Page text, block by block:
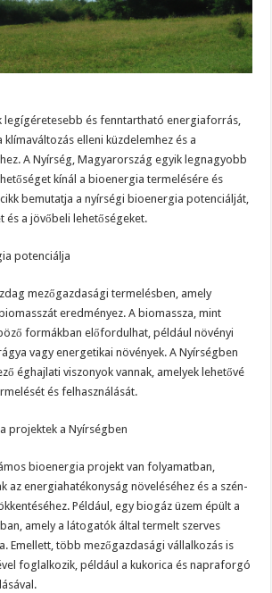
legígéretesebb és fenntartható energiaforrás,
klímaváltozás elleni küzdelemhez és a
A Nyírség, Magyarország egyik legnagyobb
kínál a bioenergia termelésére és
bemutatja a nyírségi bioenergia potenciálját,
és a jövőbeli lehetőségeket.
potenciálja
mezőgazdasági termelésben, amely
eredményez. A biomassza, mint
formákban előfordulhat, például növényi
vagy energetikai növények. A Nyírségben
éghajlati viszonyok vannak, amelyek lehetővé
és felhasználását.
projektek a Nyírségben
bioenergia projekt van folyamatban,
az energiahatékonyság növeléséhez és a szén-
Például, egy biogáz üzem épült a
amely a látogatók által termelt szerves
Emellett, több mezőgazdasági vállalkozás is
foglalkozik, például a kukorica és napraforgó